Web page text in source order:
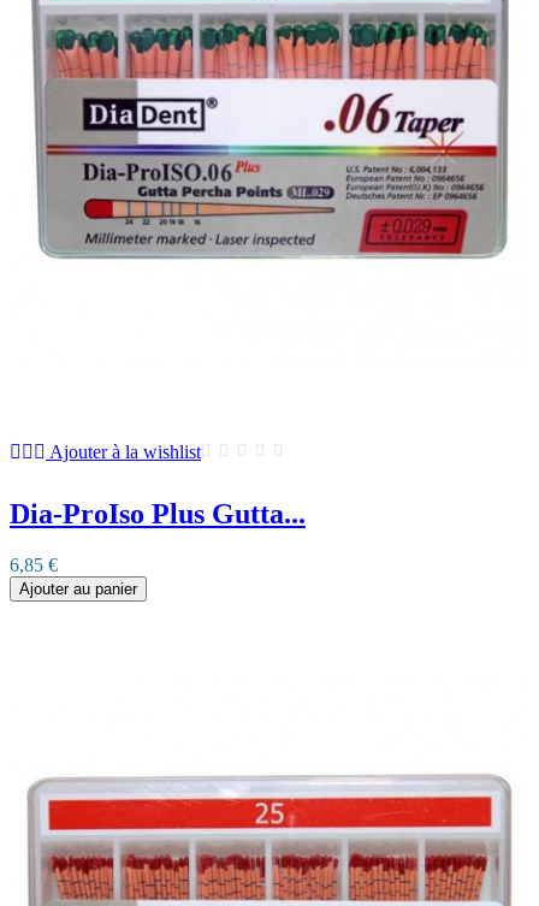
Ajouter à la wishlist
Dia-ProIso Plus Gutta...
6,85 €
Ajouter au panier